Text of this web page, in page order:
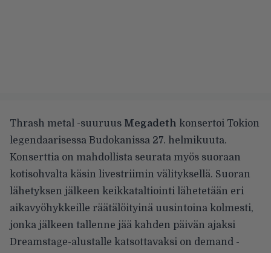
Thrash metal -suuruus Megadeth konsertoi Tokion
legendaarisessa Budokanissa 27. helmikuuta.
Konserttia on mahdollista seurata myös suoraan
kotisohvalta käsin livestriimin välityksellä. Suoran
lähetyksen jälkeen keikkataltiointi lähetetään eri
aikavyöhykkeille räätälöityinä uusintoina kolmesti,
jonka jälkeen tallenne jää kahden päivän ajaksi
Dreamstage-alustalle katsottavaksi on demand -